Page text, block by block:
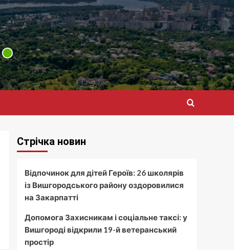
Стрічка новин
Відпочинок для дітей Героїв: 26 школярів
із Вишгородського району оздоровилися
на Закарпатті
Допомога Захисникам і соціальне таксі: у
Вишгороді відкрили 19-й ветеранський
простір